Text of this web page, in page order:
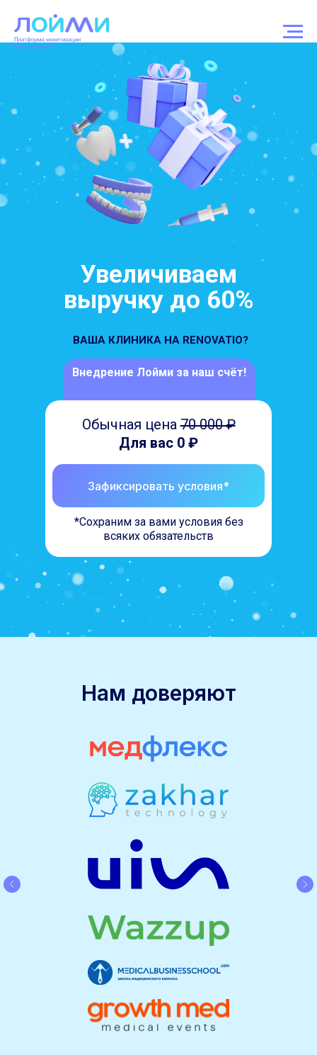
ВАША КЛИНИКА НА RENOVATIO?
Внедрение Лойми за наш счёт!
Обычная цена70 000 ₽
Для вас 0 ₽
*Сохраним за вами условия без
всяких обязательств
Зафиксировать условия*
Увеличиваем
выручкудо 60%
Нам доверяют